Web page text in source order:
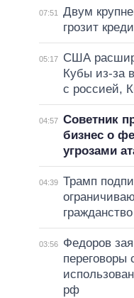
07:51
Двум
грозит
05:17
США
Кубы из-за
с россией,
04:57 Советник
бизнес о
угрозами
04:39 Трамп
03:56
Федоров
переговоры
рф